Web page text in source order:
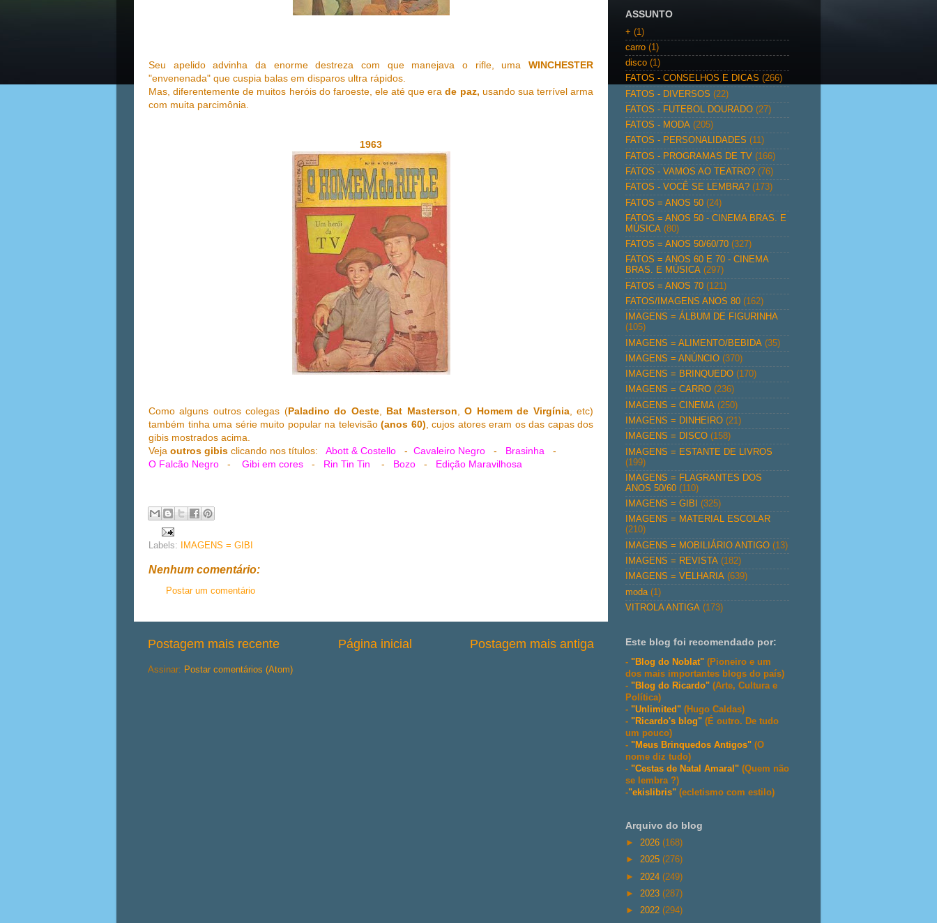
Seu apelido advinha da enorme destreza com que manejava o rifle, uma WINCHESTER
"envenenada" que cuspia balas em disparos ultra rápidos.
Mas, diferentemente de muitos heróis do faroeste, ele até que erade paz, usando sua terrível arma
com muita parcimônia.
1963
Como alguns outros colegas (Paladino do Oeste, Bat Masterson,O Homem de Virgínia, etc)
também tinha uma série muito popular na televisão (anos 60), cujos atores eram os das capas dos
gibis mostrados acima.
Veja outros gibis clicando nos títulos: Abott & Costello - Cavaleiro Negro - Brasinha -
O Falcão Negro - Gibi em cores - Rin Tin Tin - Bozo - Edição Maravilhosa
Labels: IMAGENS = GIBI
Nenhum comentário:
Postar um comentário
Postagem mais recente Postagem mais antiga
Página inicial
Assinar: Postar comentários (Atom)
ASSUNTO
+ (1)
carro (1)
disco (1)
FATOS - CONSELHOS E DICAS (266)
FATOS - DIVERSOS (22)
FATOS - FUTEBOL DOURADO (27)
FATOS - MODA (205)
FATOS - PERSONALIDADES (11)
FATOS - PROGRAMAS DE TV (166)
FATOS - VAMOS AO TEATRO? (76)
FATOS - VOCÊ SE LEMBRA? (173)
FATOS = ANOS 50 (24)
FATOS = ANOS 50 - CINEMA BRAS. E
MÚSICA (80)
FATOS = ANOS 50/60/70 (327)
FATOS = ANOS 60 E 70 - CINEMA
BRAS. E MÚSICA (297)
FATOS = ANOS 70 (121)
FATOS/IMAGENS ANOS 80 (162)
IMAGENS = ÁLBUM DE FIGURINHA
(105)
IMAGENS = ALIMENTO/BEBIDA (35)
IMAGENS = ANÚNCIO (370)
IMAGENS = BRINQUEDO (170)
IMAGENS = CARRO (236)
IMAGENS = CINEMA (250)
IMAGENS = DINHEIRO (21)
IMAGENS = DISCO (158)
IMAGENS = ESTANTE DE LIVROS
(199)
IMAGENS = FLAGRANTES DOS
ANOS 50/60 (110)
IMAGENS = GIBI
(325)
IMAGENS = MATERIAL ESCOLAR
(210)
IMAGENS = MOBILIÁRIO ANTIGO (13)
IMAGENS = REVISTA (182)
IMAGENS = VELHARIA (639)
moda (1)
VITROLA ANTIGA (173)
Este blog foi recomendado por:
- "Blog do Noblat" (Pioneiro e um
dos mais importantes blogs do país)
- "Blog do Ricardo" (Arte, Cultura e
Política)
- "Unlimited" (Hugo Caldas)
- "Ricardo's blog" (É outro. De tudo
um pouco)
- "Meus Brinquedos Antigos" (O
nome diz tudo)
- "Cestas de Natal Amaral" (Quem não
se lembra ?)
-"ekislibris" (ecletismo com estilo)
Arquivo do blog
► 2026 (168)
► 2025 (276)
► 2024 (249)
► 2023 (287)
► 2022 (294)